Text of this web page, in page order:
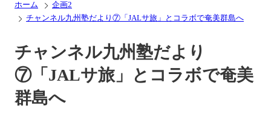
ホーム
企画2
チャンネル九州塾だより⑦「JALサ旅」とコラボで奄美群島へ
チャンネル九州塾だより
⑦「JALサ旅」とコラボで奄美
群島へ